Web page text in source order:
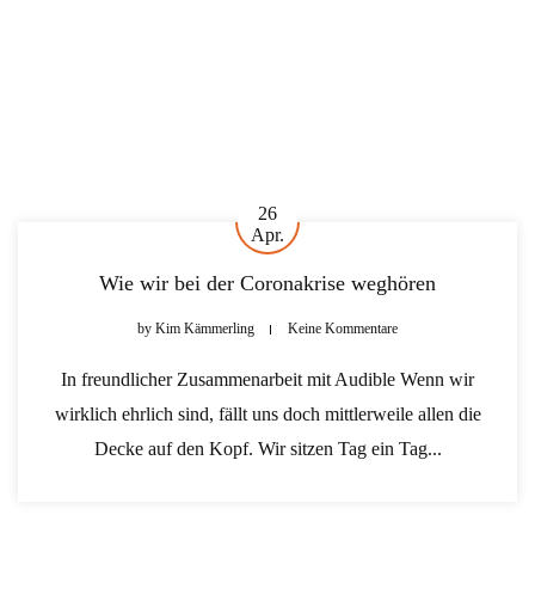
26
Apr.
Wie wir bei der Coronakrise weghören
by Kim Kämmerling Keine Kommentare
In freundlicher Zusammenarbeit mit Audible Wenn wir
wirklich ehrlich sind, fällt uns doch mittlerweile allen die
Decke auf den Kopf. Wir sitzen Tag ein Tag...